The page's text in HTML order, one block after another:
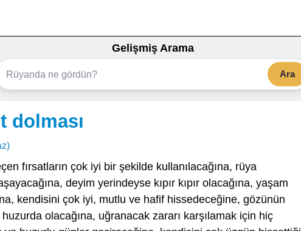
Gelişmiş Arama
Ara
dolması
fırsatların çok iyi bir şekilde kullanılacağına, rüya
deyim yerindeyse kıpır kıpır olacağına, yaşam
kendisini çok iyi, mutlu ve hafif hissedeceğine, gözünün
olacağına, uğranacak zararı karşılamak için hiç